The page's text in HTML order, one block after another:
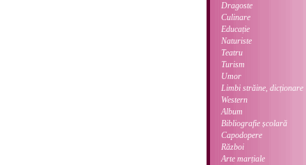
Dragoste
Culinare
Educație
Naturiste
Teatru
Turism
Umor
Limbi străine, dicționare
Western
Album
Bibliografie școlară
Capodopere
Război
Arte marțiale